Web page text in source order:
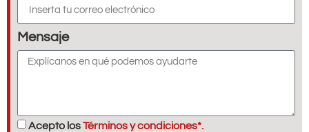
Mensaje
Acepto losTérminos y condiciones*.